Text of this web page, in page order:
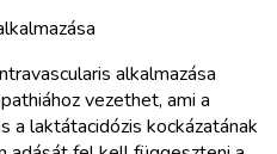
alkalmazása
vezethet, ami a
a laktátacidózis kockázatának